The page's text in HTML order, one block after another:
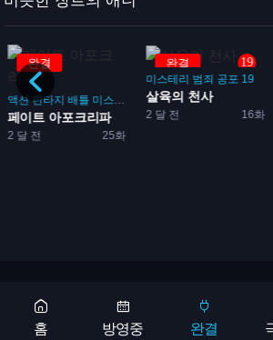
완결
액션 판타지 배틀 미스테리
2 달 전 25화
페이트 아포크리파
완결 19
미스테리 범죄 공포 19
2 달 전 16화
살육의 천사
Copyright 2026 © 애니어바웃, aniabout.com.
홈 방영중 완결